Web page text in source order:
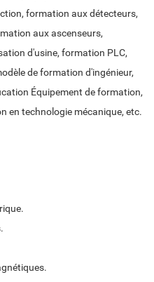
formation aux détecteurs,
aux ascenseurs,
d'usine, formation PLC,
de formation d'ingénieur,
Équipement de formation,
en technologie mécanique, etc.